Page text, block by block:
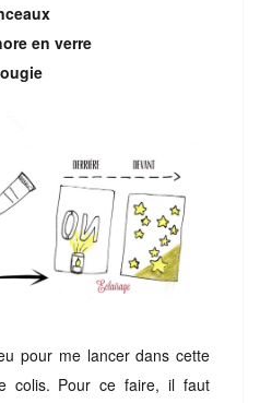
en verre
pour me lancer dans cette
colis. Pour ce faire, il faut